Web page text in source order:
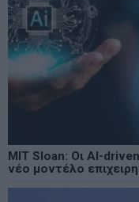
MIT Sloan: Οι AI-
νέο μοντέλο